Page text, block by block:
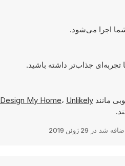
مانند Design My Home، Unlikely
شد در 29 ژوئن 2019